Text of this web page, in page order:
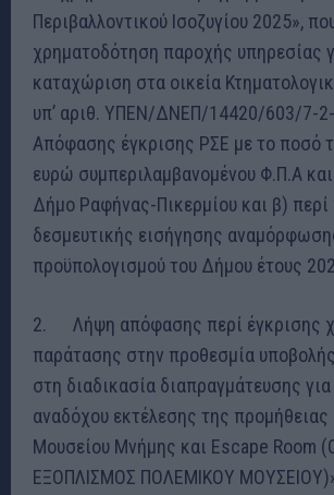
Περιβαλλοντικού Ισοζυγίου 2025»,
χρηματοδότηση παροχής υπηρεσίας
καταχώριση στα οικεία
υπ’ αριθ. ΥΠΕΝ/ΔΝΕΠ/14420/603/7-
Απόφασης έγκρισης ΡΣΕ με το ποσό
ευρώ συμπεριλαμβανομένου Φ.Π.Α και
Δήμο Ραφήνας-Πικερμίου και β)
δεσμευτικής εισήγησης
προϋπολογισμού του Δήμου έτους
2. Λήψη απόφασης περί έγκρισης
παράτασης στην προθεσμία
στη διαδικασία διαπραγμάτευσης
αναδόχου εκτέλεσης της προμήθειας
Μουσείου Μνήμης και Escape Room
ΕΞΟΠΛΙΣΜΟΣ ΠΟΛΕΜΙΚΟΥ